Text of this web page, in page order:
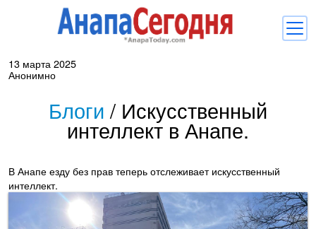
Комментарии
Об Анапе
Библиотека
13 марта 2025
Анонимно
Блоги / Искусственный
интеллект в Анапе.
В Анапе езду без прав теперь отслеживает искусственный
интеллект.